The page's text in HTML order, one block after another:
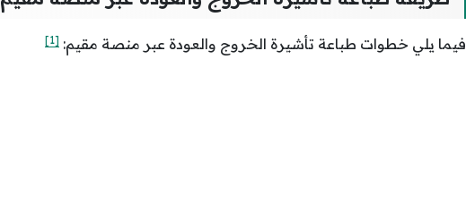
فيما يلي خطوات طباعة تأشيرة الخروج والعودة عبر منصة مقيم: [1]